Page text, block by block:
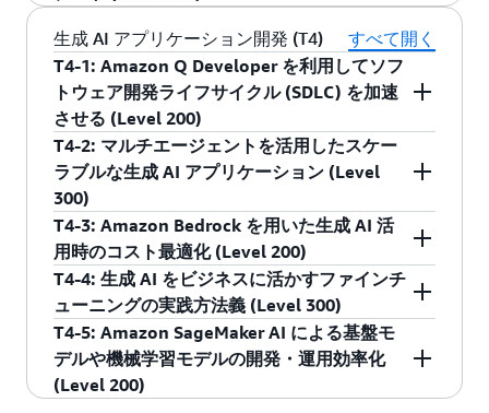
AI/ML スペシャリスト ソリューションアーキテ
クト
近藤 健二郎
たイノベーションを促進する概念と仕組み、そ
してその中核となる機能について、分かりやす
く解説します。
アマゾン ウェブ サービス ジャパン合同会社
ソリューションアーキテクト
西村 忠己
SageMaker Lakehouse が発表されました。オー
プンテーブルフォーマットである Apache Iceberg
を活用したデータアクセスを提供します。本セ
ッションでは Sagemaker Lakehouse がどのよう
にサイロを解消し分析に役立つかを紹介しま
す。
アマゾン ウェブ サービス ジャパン合同会社
ソリューションアーキテクト
野上 恭平
ることにより、ダッシュボードの提供やインサ
イトの抽出が格段に便利になりました。本セッ
ションでは、Amazon QuickSight を使って効率
化を図りながら大規模にまで展開し、さらに
Amazon Q in QuickSight を活用してダッシュボ
ードからインサイト得て、業務を改善する方法
をご紹介します。
アマゾン ウェブ サービス ジャパン合同会社
ソリューションアーキテクト
溝渕 匡
RAG アプリケーションの提供には、データソー
スへの接続、検索や生成、画面の開発が必要で
す。Amazon Q Business を活用することでこれ
らの構築が不要になり、スピーディーに社内
RAG を用意することが可能です。本セッション
ではいかに簡単に Amazon Q Business で RAG を
構築できるか、また、より使いやすくなった
Amazon Q Business の最新アップデートをご紹
介します。
アマゾン ウェブ サービス ジャパン合同会社
AI/ML スペシャリスト ソリューションアーキテ
クト
飯塚 将太
生成 AI アプリケーション開発 (T4)
すべて開く
T4-1: Amazon Q Developer を利用してソフ
トウェア開発ライフサイクル (SDLC) を加速
させる (Level 200)
コードの提案を行う AI アシスタントの利用が広
まっています。しかし、ソフトウェア開発ライ
フサイクル全般における実装のフェーズはあく
まで一部であり、その他テストやメンテナンス
フェーズのタスクも多くの労力を必要としま
す。Amazon Q Developer はコードの提案を超え
て、ユニットテストの自動生成、自動コードレ
ビュー、ドキュメントの生成など複雑なタスク
を解決することができます。本セッションで
は、開発者が新機能を顧客に届けるまでの過程
T4-2: マルチエージェントを活用したスケー
ラブルな生成 AI アプリケーション (Level
300)
生成 AI エージェントは、ユーザーの入力に対し
て基盤モデルが様々なタスクを自律的に遂行す
るアプリケーションです。エージェントは単独
での利用だけでなく、複数連携させることで、
運用管理の分離、役割分担による効率化、並列
処理による広範なタスク実行など、様々な利点
が得られます。本セッションでは、AWS
T4-3: Amazon Bedrock を用いた生成 AI 活
用時のコスト最適化 (Level 200)
生成 AI の実活用が普及する中、大規模な本番活
用を検討した際に、よりコスト効率の良いモデ
ルやアプローチのニーズが高まっています。
AWS re:Invent 2024 では、国内でも人気の高い
Anthropic の Claude に加えて、新たに Amazon
T4-4: 生成 AI をビジネスに活かすファインチ
ューニングの実践方法義 (Level 300)
生成 AI は、ビジネスにおける革新的な可能性を
もたらしますが、既存の学習済みモデルをその
まま活用するだけでは、必ずしもビジネスニー
T4-5: Amazon SageMaker AI による基盤モ
デルや機械学習モデルの開発・運用効率化
(Level 200)